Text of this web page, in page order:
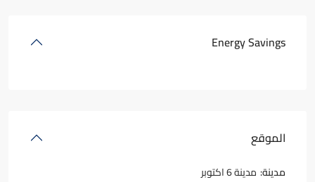
Energy Savings
الموقع
مدينة: مدينة 6 اكتوبر